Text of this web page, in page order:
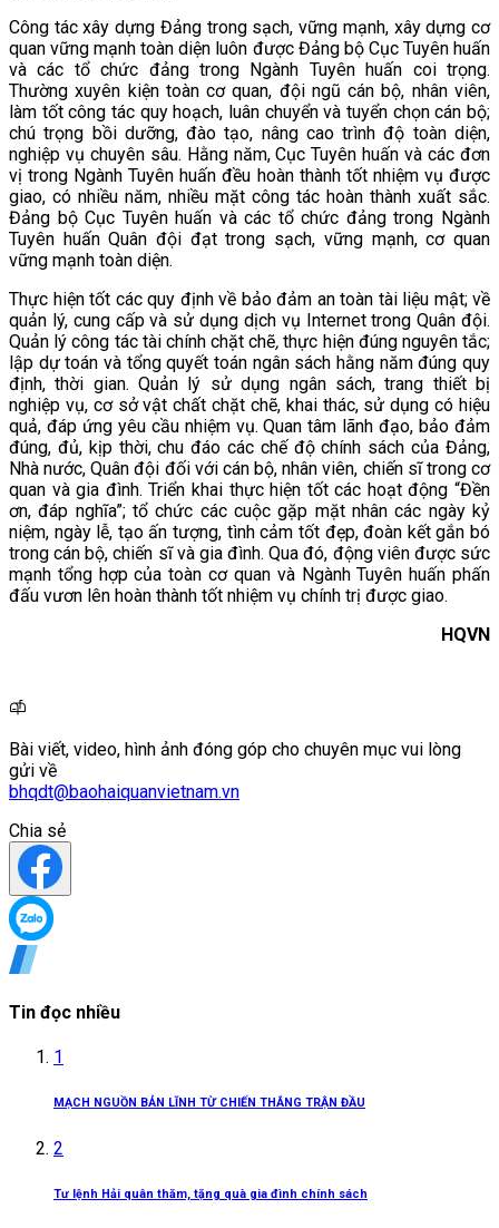
Công tác xây dựng Đảng trong sạch, vững mạnh, xây dựng cơ
quan vững mạnh toàn diện luôn được Đảng bộ Cục Tuyên huấn
và các tổ chức đảng trong Ngành Tuyên huấn coi trọng.
Thường xuyên kiện toàn cơ quan, đội ngũ cán bộ, nhân viên,
làm tốt công tác quy hoạch, luân chuyển và tuyển chọn cán bộ;
chú trọng bồi dưỡng, đào tạo, nâng cao trình độ toàn diện,
nghiệp vụ chuyên sâu. Hằng năm, Cục Tuyên huấn và các đơn
vị trong Ngành Tuyên huấn đều hoàn thành tốt nhiệm vụ được
giao, có nhiều năm, nhiều mặt công tác hoàn thành xuất sắc.
Đảng bộ Cục Tuyên huấn và các tổ chức đảng trong Ngành
Tuyên huấn Quân đội đạt trong sạch, vững mạnh, cơ quan
vững mạnh toàn diện.
Thực hiện tốt các quy định về bảo đảm an toàn tài liệu mật; về
quản lý, cung cấp và sử dụng dịch vụ Internet trong Quân đội.
Quản lý công tác tài chính chặt chẽ, thực hiện đúng nguyên tắc;
lập dự toán và tổng quyết toán ngân sách hằng năm đúng quy
định, thời gian. Quản lý sử dụng ngân sách, trang thiết bị
nghiệp vụ, cơ sở vật chất chặt chẽ, khai thác, sử dụng có hiệu
quả, đáp ứng yêu cầu nhiệm vụ. Quan tâm lãnh đạo, bảo đảm
đúng, đủ, kịp thời, chu đáo các chế độ chính sách của Đảng,
Nhà nước, Quân đội đối với cán bộ, nhân viên, chiến sĩ trong cơ
quan và gia đình. Triển khai thực hiện tốt các hoạt động “Đền
ơn, đáp nghĩa”; tổ chức các cuộc gặp mặt nhân các ngày kỷ
niệm, ngày lễ, tạo ấn tượng, tình cảm tốt đẹp, đoàn kết gắn bó
trong cán bộ, chiến sĩ và gia đình. Qua đó, động viên được sức
mạnh tổng hợp của toàn cơ quan và Ngành Tuyên huấn phấn
đấu vươn lên hoàn thành tốt nhiệm vụ chính trị được giao.
HQVN
Bài viết, video, hình ảnh đóng góp cho chuyên mục vui lòng
gửi về
bhqdt@baohaiquanvietnam.vn
Chia sẻ
Tin đọc nhiều
1
MẠCH NGUỒN BẢN LĨNH TỪ CHIẾN THẮNG TRẬN ĐẦU
2
Tư lệnh Hải quân thăm, tặng quà gia đình chính sách